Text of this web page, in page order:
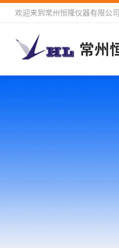
欢迎来到 常州恒隆仪器有限公司